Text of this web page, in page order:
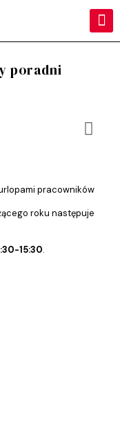
poradni
pracowników
roku następuje
15:30.